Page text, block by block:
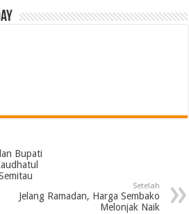
Bupati
Setelah
Jelang Ramadan, Harga Sembako
Melonjak Naik